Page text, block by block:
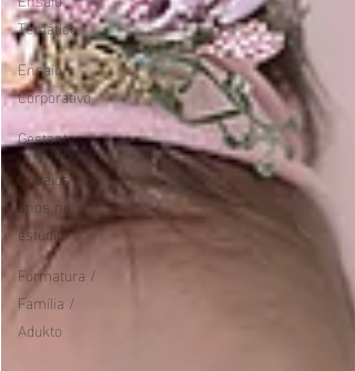
Temático
Ensaio
Corporativo
Gestantes
Ensaios 15
anos no
estúdio.
Formatura /
Família /
Adukto